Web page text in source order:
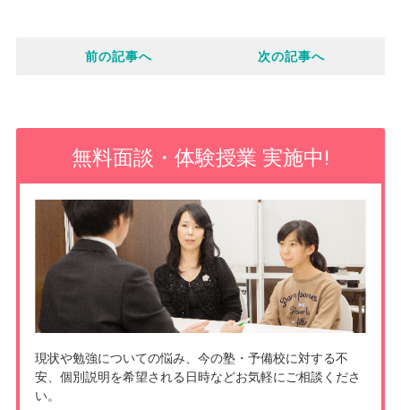
o
k
e
t
前の記事へ 次の記事へ
無料面談・体験授業 実施中!
現状や勉強についての悩み、今の塾・予備校に対する不
安、個別説明を希望される日時などお気軽にご相談くださ
い。